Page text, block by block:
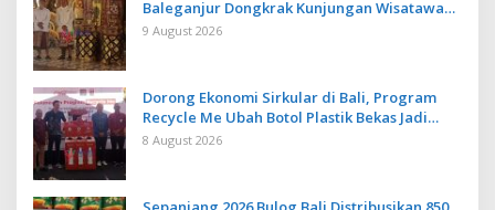
Baleganjur Dongkrak Kunjungan Wisatawan
Ulun Danu Beratan dan The Blooms
9 August 2026
Dorong Ekonomi Sirkular di Bali, Program
Recycle Me Ubah Botol Plastik Bekas Jadi
Bahan Baku Baru
8 August 2026